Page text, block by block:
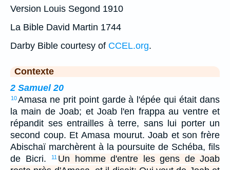
Version Louis Segond 1910
La Bible David Martin 1744
Darby Bible courtesy of CCEL.org.
Contexte
2 Samuel 20
10Amasa ne prit point garde à l'épée qui était dans
la main de Joab; et Joab l'en frappa au ventre et
répandit ses entrailles à terre, sans lui porter un
second coup. Et Amasa mourut. Joab et son frère
Abischaï marchèrent à la poursuite de Schéba, fils
de Bicri.
11 Un homme d'entre les gens de Joab